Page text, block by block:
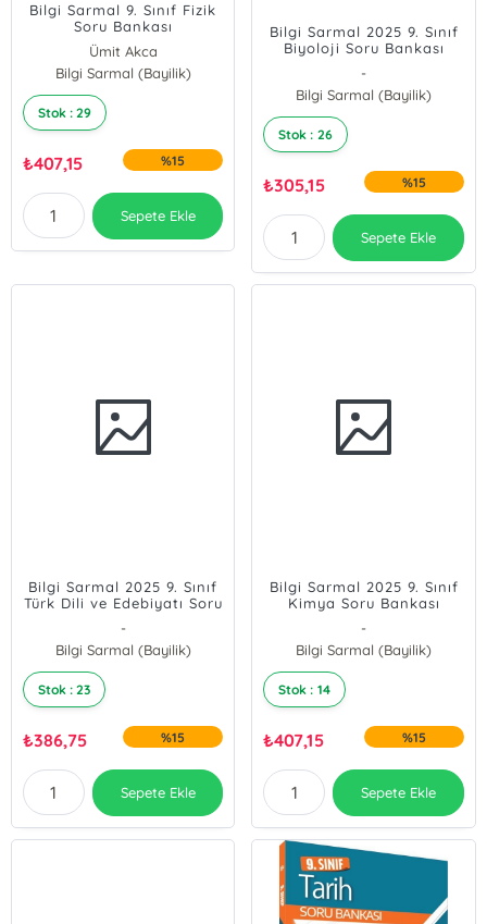
Bilgi Sarmal 9. Sınıf Fizik
Soru Bankası
Ümit Akca
Hasan İşbilir
Cenk Çayırcıoğlu
Bilgi Sarmal (Bayilik)
Stok : 29
₺407,15 %15
Sepete Ekle
Bilgi Sarmal 2025 9. Sınıf
Biyoloji Soru Bankası
-
Bilgi Sarmal (Bayilik)
Stok : 26
₺305,15 %15
Sepete Ekle
Bilgi Sarmal 2025 9. Sınıf
Türk Dili ve Edebiyatı Soru
-
Bilgi Sarmal (Bayilik)
Stok : 23
₺386,75 %15
Sepete Ekle
Bilgi Sarmal 2025 9. Sınıf
Kimya Soru Bankası
-
Bilgi Sarmal (Bayilik)
Stok : 14
₺407,15 %15
Sepete Ekle